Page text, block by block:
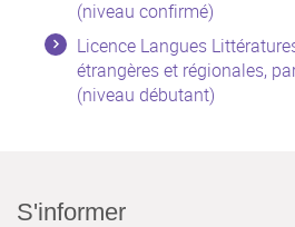
(niveau confirmé)
Licence Langues
étrangères et régionales,
(niveau débutant)
S'informer